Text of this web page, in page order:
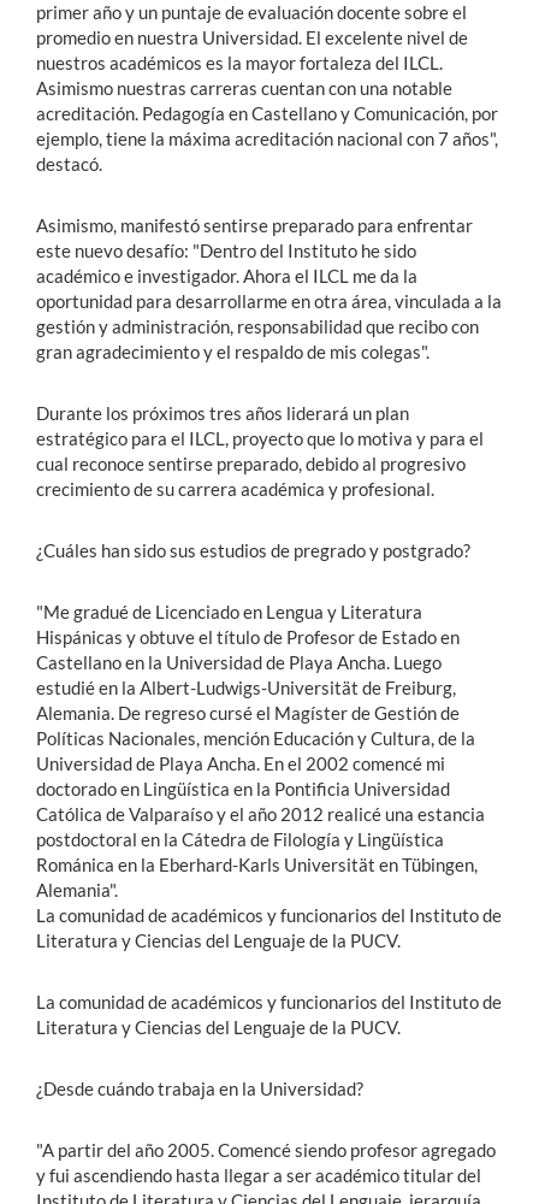
primer año y un puntaje de evaluación docente sobre el
promedio en nuestra Universidad. El excelente nivel de
nuestros académicos es la mayor fortaleza del ILCL.
Asimismo nuestras carreras cuentan con una notable
acreditación. Pedagogía en Castellano y Comunicación, por
ejemplo, tiene la máxima acreditación nacional con 7 años",
destacó.
Asimismo, manifestó sentirse preparado para enfrentar
este nuevo desafío: "Dentro del Instituto he sido
académico e investigador. Ahora el ILCL me da la
oportunidad para desarrollarme en otra área, vinculada a la
gestión y administración, responsabilidad que recibo con
gran agradecimiento y el respaldo de mis colegas".
Durante los próximos tres años liderará un plan
estratégico para el ILCL, proyecto que lo motiva y para el
cual reconoce sentirse preparado, debido al progresivo
crecimiento de su carrera académica y profesional.
¿Cuáles han sido sus estudios de pregrado y postgrado?
"Me gradué de Licenciado en Lengua y Literatura
Hispánicas y obtuve el título de Profesor de Estado en
Castellano en la Universidad de Playa Ancha. Luego
estudié en la Albert-Ludwigs-Universität de Freiburg,
Alemania. De regreso cursé el Magíster de Gestión de
Políticas Nacionales, mención Educación y Cultura, de la
Universidad de Playa Ancha. En el 2002 comencé mi
doctorado en Lingüística en la Pontificia Universidad
Católica de Valparaíso y el año 2012 realicé una estancia
postdoctoral en la Cátedra de Filología y Lingüística
Románica en la Eberhard-Karls Universität en Tübingen,
Alemania".
La comunidad de académicos y funcionarios del Instituto de
Literatura y Ciencias del Lenguaje de la PUCV.
La comunidad de académicos y funcionarios del Instituto de
Literatura y Ciencias del Lenguaje de la PUCV.
¿Desde cuándo trabaja en la Universidad?
"A partir del año 2005. Comencé siendo profesor agregado
y fui ascendiendo hasta llegar a ser académico titular del